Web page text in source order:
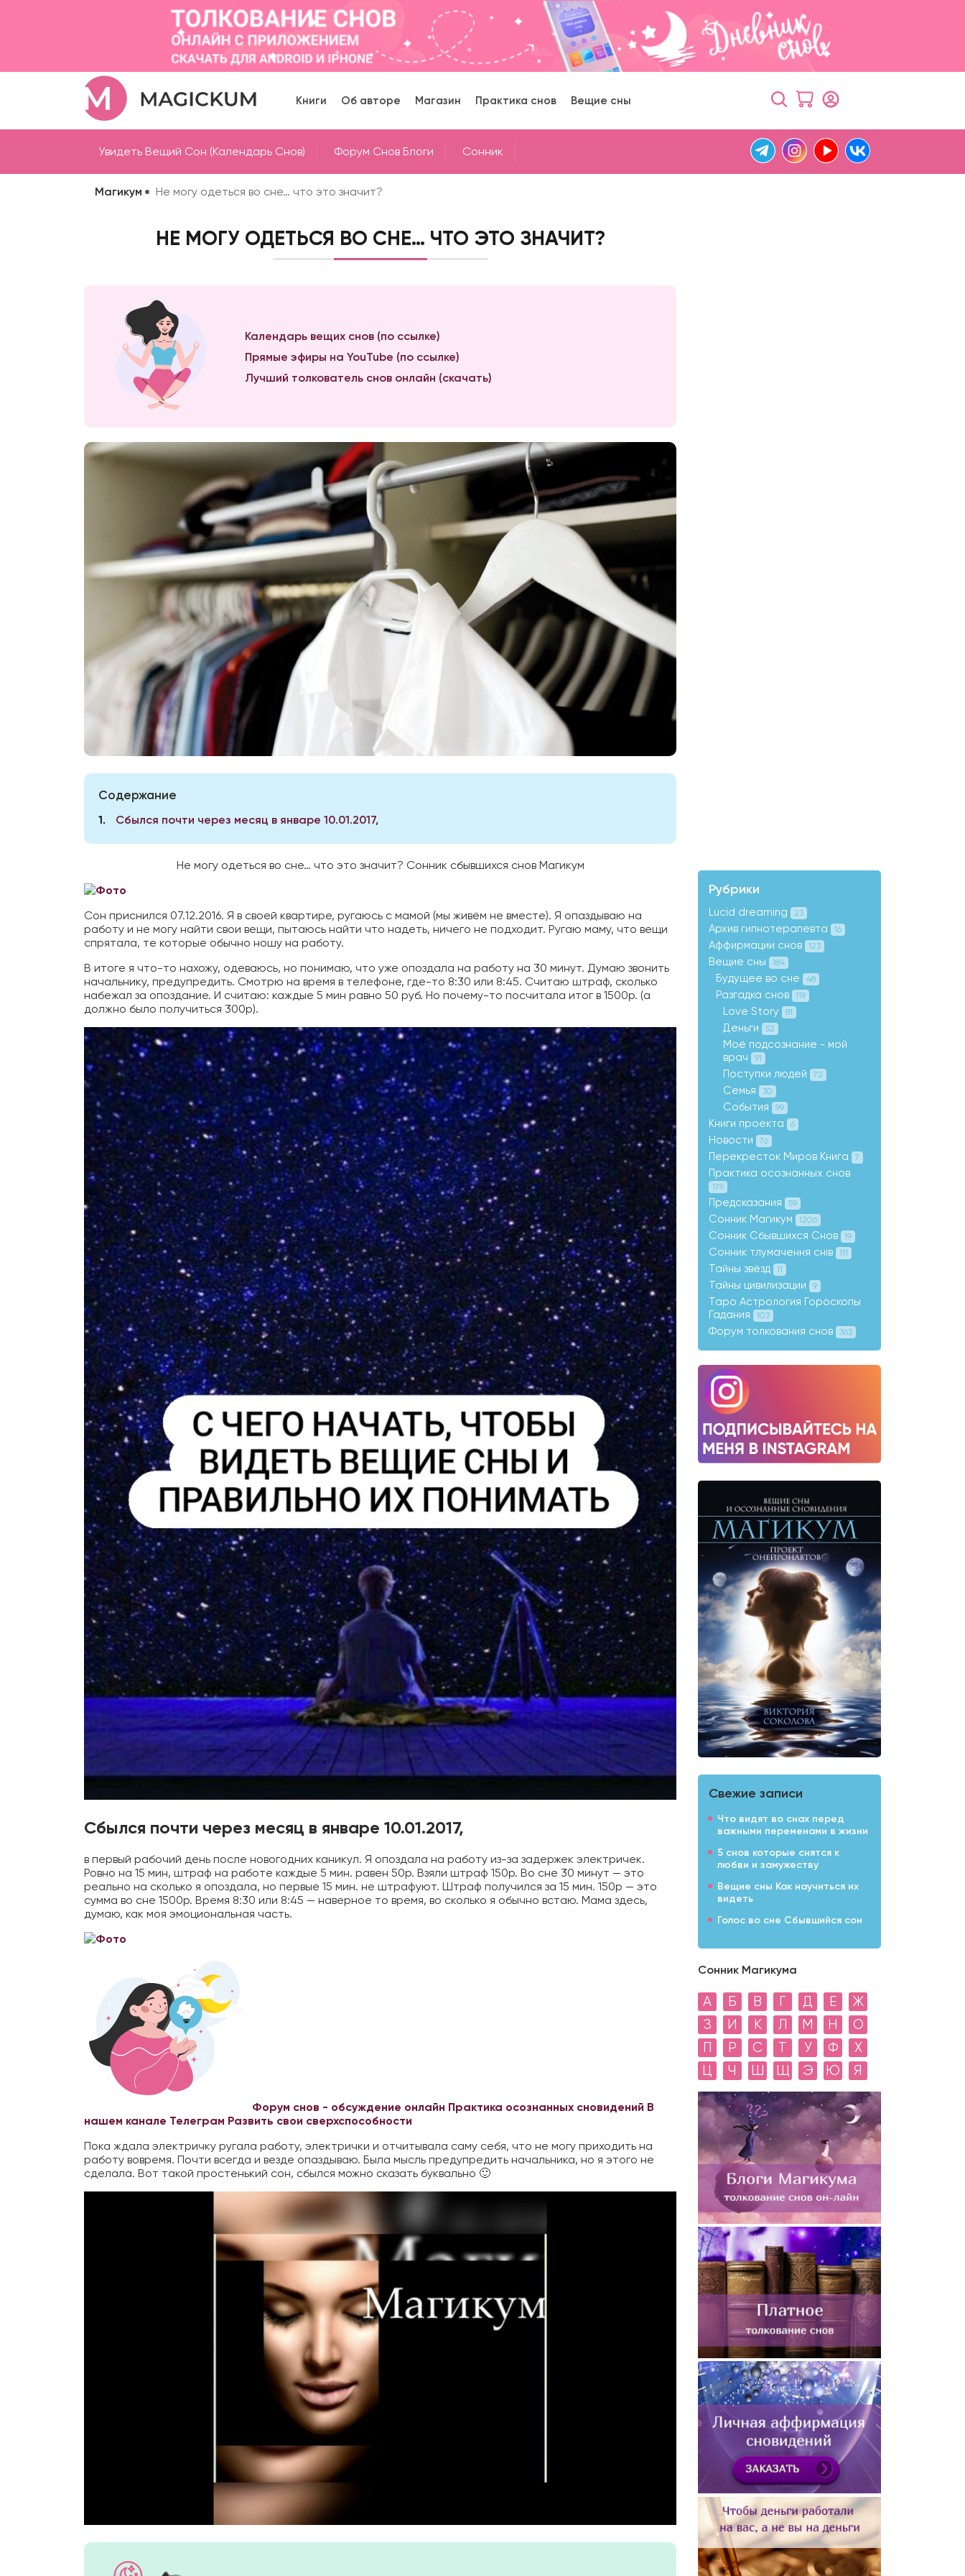
Книги Об авторе Магазин Практика снов Вещие сны
Увидеть Вещий Сон (Календарь Снов) Форум Снов Блоги Cонник
Магикум Не могу одеться во сне… что это значит?
НЕ МОГУ ОДЕТЬСЯ ВО СНЕ… ЧТО ЭТО ЗНАЧИТ?
Календарь вещих снов (по ссылке)
Прямые эфиры на YouTube (по ссылке)
Лучший толкователь снов онлайн (скачать)
Содержание
1 Сбылся почти через месяц в январе 10.01.2017,
Не могу одеться во сне… что это значит? Сонник сбывшихся снов Магикум
Сон приснился 07.12.2016. Я в своей квартире, ругаюсь с мамой (мы живём не вместе). Я опаздываю на
работу и не могу найти свои вещи, пытаюсь найти что надеть, ничего не подходит. Ругаю маму, что вещи
спрятала, те которые обычно ношу на работу.
В итоге я что-то нахожу, одеваюсь, но понимаю, что уже опоздала на работу на 30 минут. Думаю звонить
начальнику, предупредить. Смотрю на время в телефоне, где-то 8:30 или 8:45. Считаю штраф, сколько
набежал за опоздание. И считаю: каждые 5 мин равно 50 руб. Но почему-то посчитала итог в 1500р. (а
должно было получиться 300р).
Сбылся почти через месяц в январе 10.01.2017,
в первый рабочий день после новогодних каникул. Я опоздала на работу из-за задержек электричек.
Ровно на 15 мин, штраф на работе каждые 5 мин. равен 50р. Взяли штраф 150р. Во сне 30 минут — это
реально на сколько я опоздала, но первые 15 мин. не штрафуют. Штраф получился за 15 мин. 150р — это
сумма во сне 1500р. Время 8:30 или 8:45 — наверное то время, во сколько я обычно встаю. Мама здесь,
думаю, как моя эмоциональная часть.
Форум снов - обсуждение онлайн Практика осознанных сновидений В
нашем канале Телеграм Развить свои сверхспособности
Пока ждала электричку ругала работу, электрички и отчитывала саму себя, что не могу приходить на
работу вовремя. Почти всегда и везде опаздываю. Была мысль предупредить начальника, но я этого не
сделала. Вот такой простенький сон, сбылся можно сказать буквально 🙂
Рубрики
Lucid dreaming 23
Архив гипнотерапевта 16
Аффирмации снов 123
Вещие сны 184
Будущее во сне 48
Разгадка снов 119
Love Story 81
Деньги 52
Моё подсознание - мой
врач
91
Поступки людей 72
Семья 30
События 99
Книги проекта 6
Новости 76
Перекресток Миров Книга 7
Практика осознанных снов
179
Предсказания 59
Сонник Магикум 1206
Сонник Сбывшихся Снов 19
Сонник тлумачення снів 111
Тайны звёзд 11
Тайны цивилизации 9
Таро Астрология Гороскопы
Гадания
103
Форум толкования снов 363
Свежие записи
Что видят во снах перед
важными переменами в жизни
5 снов которые снятся к
любви и замужеству
Вещие сны Как научиться их
видеть
Голос во сне Сбывшийся сон
Сонник Магикума
А Б В Г Д Е
Ж
З
И К Л М Н
О
П
Р С Т У Ф
Х
Ц
Ч Ш Щ Э Ю Я